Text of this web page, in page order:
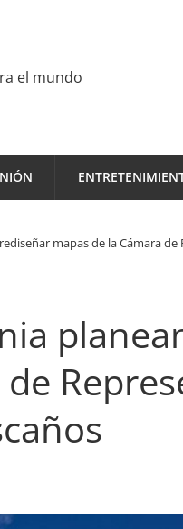
el mundo
mapas de la Cámara